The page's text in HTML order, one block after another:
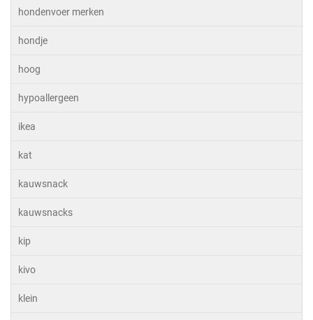
hondenvoer merken
hondje
hoog
hypoallergeen
ikea
kat
kauwsnack
kauwsnacks
kip
kivo
klein